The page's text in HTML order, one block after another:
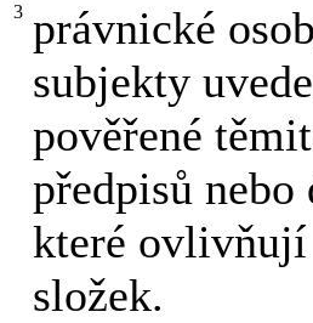
3 právnické
subjekty
pověřené
předpisů
které
složek.